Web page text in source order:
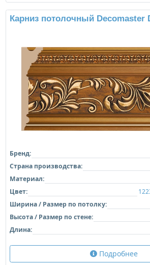
Карниз потолочный Decomaster
Бренд:
Страна производства:
Материал:
Цвет:
Ширина / Размер по потолку:
Высота / Размер по стене:
Длина:
Подробнее